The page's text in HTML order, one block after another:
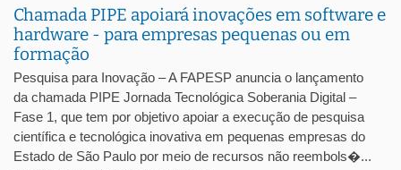
Chamada PIPE apoiará inovações em software e
hardware - para empresas pequenas ou em
formação
Pesquisa para Inovação – A FAPESP anuncia o lançamento
da chamada PIPE Jornada Tecnológica Soberania Digital –
Fase 1, que tem por objetivo apoiar a execução de pesquisa
científica e tecnológica inovativa em pequenas empresas do
Estado de São Paulo por meio de recursos não reembols�...